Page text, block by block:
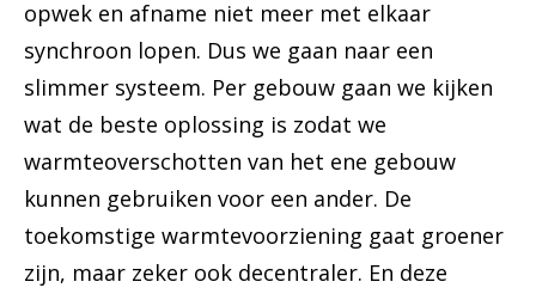
opwek en afname niet meer met elkaar
synchroon lopen. Dus we gaan naar een
slimmer systeem. Per gebouw gaan we kijken
wat de beste oplossing is zodat we
warmteoverschotten van het ene gebouw
kunnen gebruiken voor een ander. De
toekomstige warmtevoorziening gaat groener
zijn, maar zeker ook decentraler. En deze